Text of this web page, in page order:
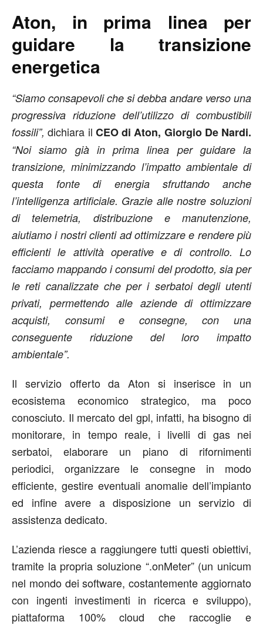
Aton, in prima linea per
guidare la transizione
energetica
“Siamo consapevoli che si debba andare verso una
progressiva riduzione dell’utilizzo di combustibili
fossili”, dichiara il CEO di Aton, Giorgio De Nardi.
“Noi siamo già in prima linea per guidare la
transizione, minimizzando l’impatto ambientale di
questa fonte di energia sfruttando anche
l’intelligenza artificiale. Grazie alle nostre soluzioni
di telemetria, distribuzione e manutenzione,
aiutiamo i nostri clienti ad ottimizzare e rendere più
efficienti le attività operative e di controllo. Lo
facciamo mappando i consumi del prodotto, sia per
le reti canalizzate che per i serbatoi degli utenti
privati, permettendo alle aziende di ottimizzare
acquisti, consumi e consegne, con una
conseguente riduzione del loro impatto
ambientale”.
Il servizio offerto da Aton si inserisce in un
ecosistema economico strategico, ma poco
conosciuto. Il mercato del gpl, infatti, ha bisogno di
monitorare, in tempo reale, i livelli di gas nei
serbatoi, elaborare un piano di rifornimenti
periodici, organizzare le consegne in modo
efficiente, gestire eventuali anomalie dell’impianto
ed infine avere a disposizione un servizio di
assistenza dedicato.
L’azienda riesce a raggiungere tutti questi obiettivi,
tramite la propria soluzione “.onMeter” (un unicum
nel mondo dei software, costantemente aggiornato
con ingenti investimenti in ricerca e sviluppo),
piattaforma 100% cloud che raccoglie e